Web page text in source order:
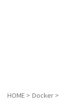
HOME > Docker >